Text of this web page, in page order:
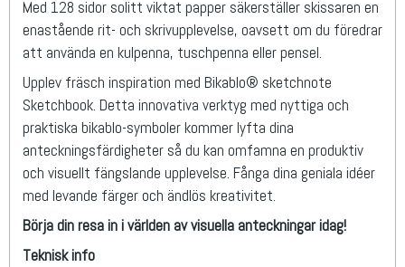
Med 128 sidor solitt viktat papper säkerställer skissaren en
enastående rit- och skrivupplevelse, oavsett om du föredrar
att använda en kulpenna, tuschpenna eller pensel.
Upplev fräsch inspiration med Bikablo® sketchnote
Sketchbook. Detta innovativa verktyg med nyttiga och
praktiska bikablo-symboler kommer lyfta dina
anteckningsfärdigheter så du kan omfamna en produktiv
och visuellt fängslande upplevelse. Fånga dina geniala idéer
med levande färger och ändlös kreativitet.
Börja din resa in i världen av visuella anteckningar idag!
Teknisk info